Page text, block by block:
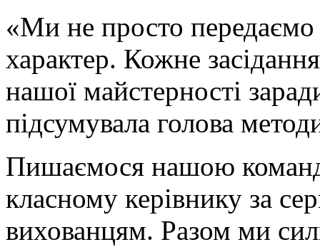
«Ми не просто
характер. Кожне
нашої майстерності
підсумувала голова
Пишаємося нашою
класному керівнику за
вихованцям. Разом ми